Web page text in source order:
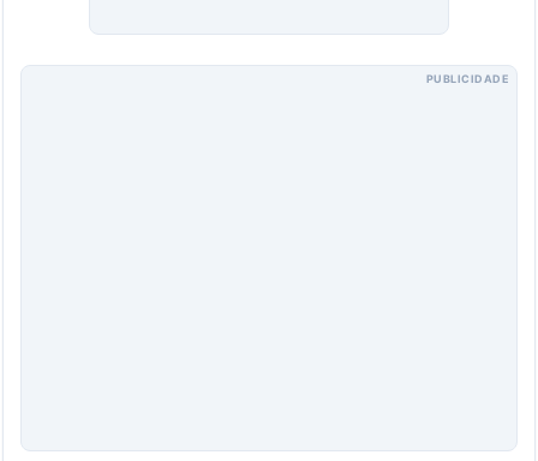
PUBLICIDADE